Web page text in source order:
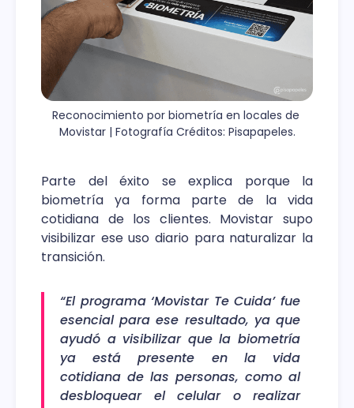
Reconocimiento por biometría en locales de
Movistar | Fotografía Créditos: Pisapapeles.
Parte del éxito se explica porque la
biometría ya forma parte de la vida
cotidiana de los clientes. Movistar supo
visibilizar ese uso diario para naturalizar la
transición.
“El programa ‘Movistar Te Cuida’ fue
esencial para ese resultado, ya que
ayudó a visibilizar que la biometría
ya está presente en la vida
cotidiana de las personas, como al
desbloquear el celular o realizar